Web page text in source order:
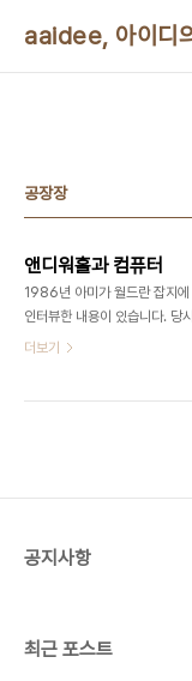
aaidee, 아이디
공장장
앤디워홀과 컴퓨터
1986년 아미가 월드란 잡지에
인터뷰한 내용이 있습니다. 당
라이트펜 등을 이용했다고 합니
the Am..
더보기
공지사항
최근 포스트